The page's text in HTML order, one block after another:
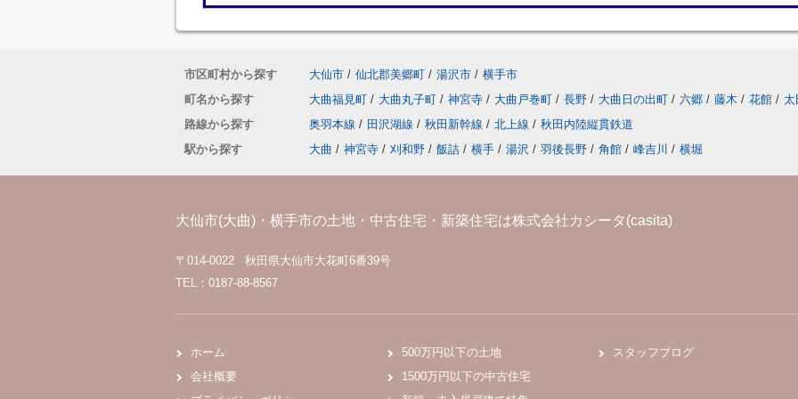
市区町村から探す 大仙市 / 仙北郡美郷町 / 湯沢市 / 横手市
町名から探す
大曲福見町 / 大曲丸子町 / 神宮寺 / 大曲戸巻町 / 長野 / 大曲日の出町 / 六郷 / 藤木 / 花館 / 太
路線から探す
奥羽本線 / 田沢湖線 / 秋田新幹線 / 北上線 / 秋田内陸縦貫鉄道
駅から探す
大曲 / 神宮寺 / 刈和野 / 飯詰 / 横手 / 湯沢 / 羽後長野 / 角館 / 峰吉川 / 横堀
大仙市(大曲)・横手市の土地・中古住宅・新築住宅は株式会社カシータ(casita)
〒014-0022 秋田県大仙市大花町6番39号
TEL：0187-88-8567
ホーム
会社概要
500万円以下の土地
1500万円以下の中古住宅
スタッフブログ